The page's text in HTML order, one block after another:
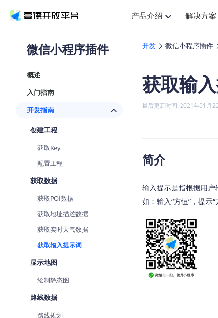
产品介绍
产品介绍 搜索定位
搜索 HOT
位置、周边、行政区、ID等查询
JS Android iOS
地理/逆地理编码
位置名称与经纬度之间转换服务
地理围栏
Android iOS
查询目标区域当前/未来天气
智能硬件定位
通过基站、Wifi获取位置信息
解决方案
解决方案 提供LBS领域的Agent解决方案
提供智能守护与运动出行解决方
智能眼镜实时导航及智慧出行解
智能两轮车
手机银行 NEW
提供手机银行APP地图应用
文档与支持 API
Web高级服务API
定价 产品定价
技术服务许可
Android定位
浏览器定位
认证开发商
微信小程序插件
概述
入门指南
开发指南
创建工程
获取Key
配置工程
获取数据
获取POI数据
获取地址描述数据
获取实时天气数据
获取输入提示词
显示地图
绘制静态图
路线数据
路线规划
开发 微信小程序插件
获取输
最后更新时间: 2021年01月
简介
输入提示是指根据用
如：输入“方恒”，提示